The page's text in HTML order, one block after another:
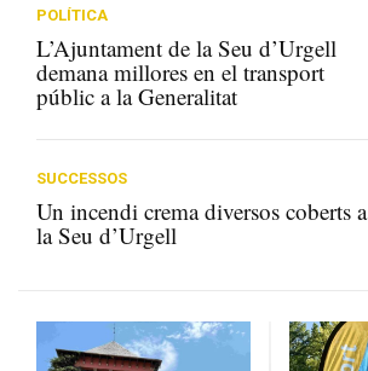
POLÍTICA
L’Ajuntament de la Seu d’Urgell
demana millores en el transport
públic a la Generalitat
SUCCESSOS
Un incendi crema diversos coberts a
la Seu d’Urgell